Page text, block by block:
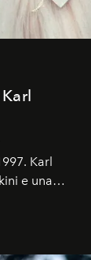
Karl
e una
dopo,